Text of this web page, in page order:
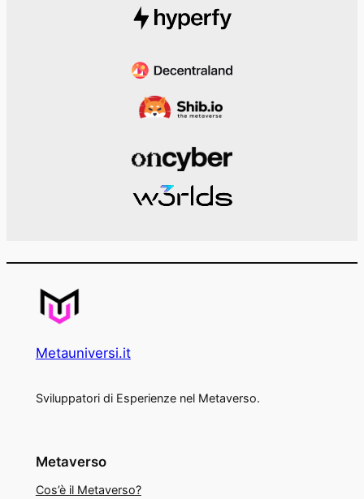
Metauniversi.it
Sviluppatori di Esperienze nel Metaverso.
Metaverso
Cos’è il Metaverso?